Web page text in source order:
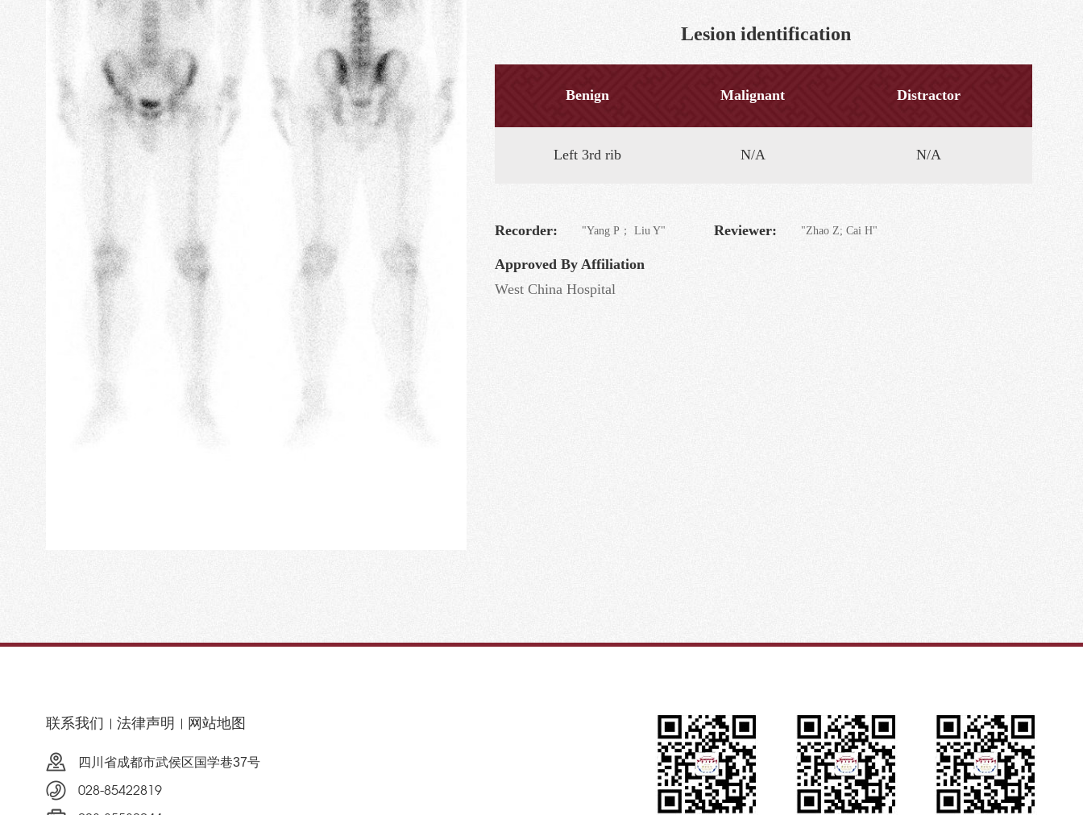
Lesion identification
Benign Malignant Distractor
Left 3rd rib N/A N/A
Recorder: "Yang P； Liu Y" Reviewer: "Zhao Z; Cai H"
Approved By Affiliation
West China Hospital
联系我们 法律声明 网站地图
四川省成都市武侯区国学巷37号
028-85422819